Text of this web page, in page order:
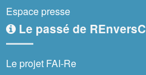
Espace presse
Le passé de REnversC
Le projet FAI-Re